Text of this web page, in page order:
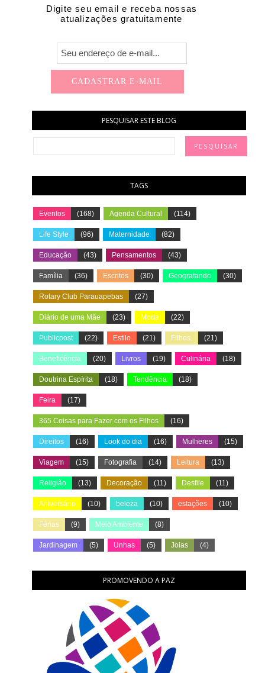
Digite seu email e receba nossas
atualizações gratuitamente
PESQUISAR ESTE BLOG
TAGS
Eventos (168) Agenda Cultural (114)
Life Style (96) Maternidade (82)
Educação (43) Pensamentos (43)
Família (36) Escritos (30) Geografando (30)
Rotary Club Parauapebas (27)
Diário de uma Mãe (23) Moda (22)
Publicpost (22) Estilo (21) Filhos. (21)
Beneficência (20) Livros (19) Culinária (18)
Doutrina Espírita (18) Tendência (18)
Feira (17)
365 Coisas para Fazer com os Filhos (16)
Direitos (16) Look do dia (16) Mulheres (15)
Viagem (15) Fotografia (14) Leitura (13)
Religião (13) Decoração (11) Desfile (11)
Aniversário (10) beleza (10) estações (10)
Férias (9) Meio Ambiente (8)
Jardinagem (5) Unhas (5) Joias (4)
PROMOVENDO A PAZ